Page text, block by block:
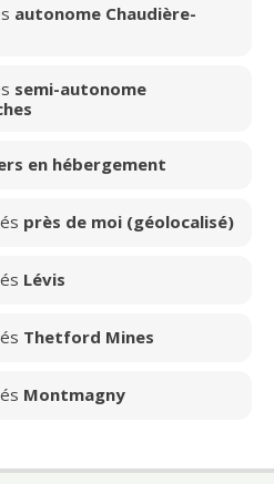
autonome Chaudière-
semi-autonome
en hébergement
près de moi (géolocalisé)
Lévis
Thetford Mines
Montmagny